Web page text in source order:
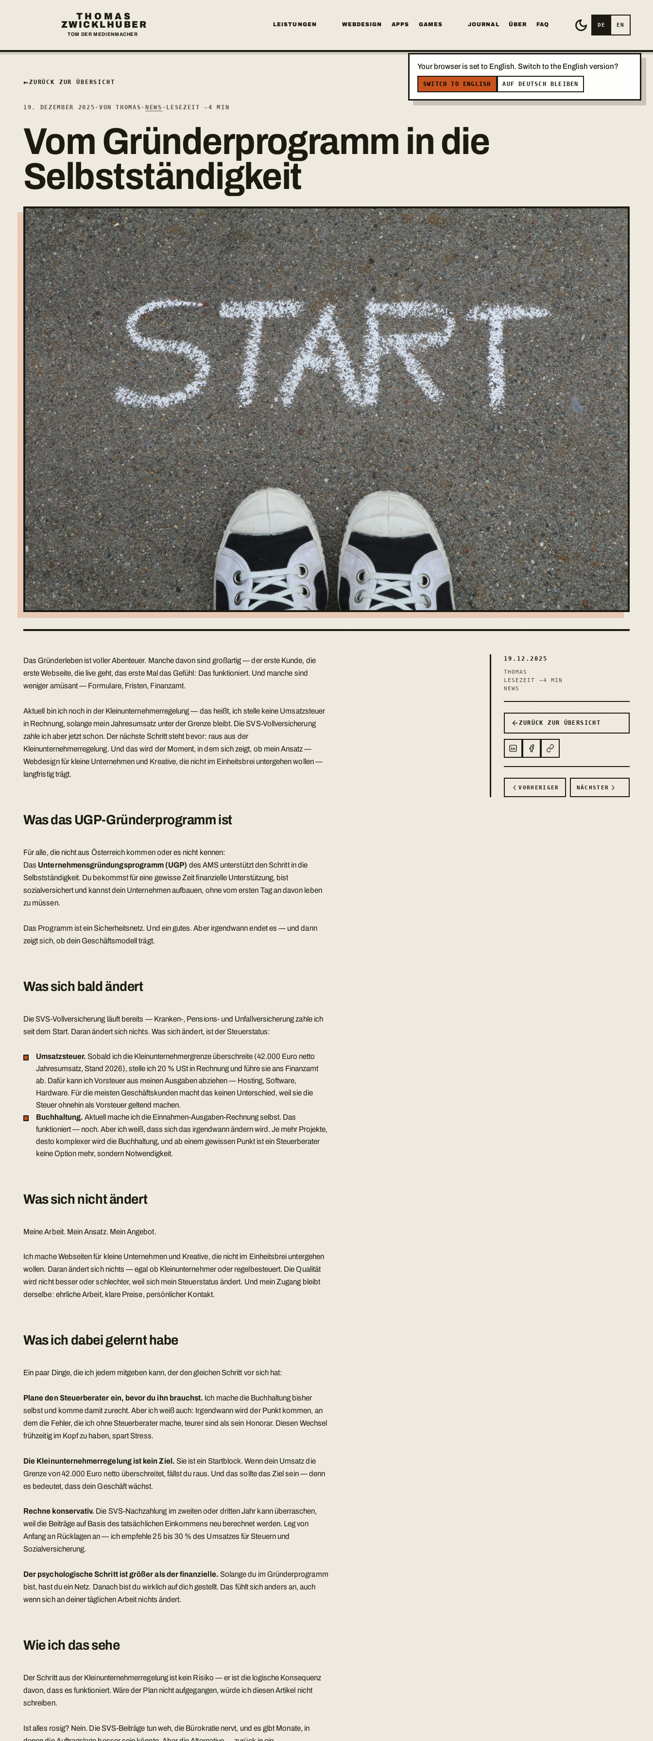
Your browser is set to English. Switch to the English version?
SWITCH TO ENGLISH AUF DEUTSCH BLEIBEN
THOMAS
ZWICKLHUBER
TOM DER MEDIENMACHER
LEISTUNGEN WEBDESIGN APPS GAMES JOURNAL ÜBER FAQ DE EN
←ZURÜCK ZUR ÜBERSICHT
19. DEZEMBER 2025 · VON THOMAS · NEWS · LESEZEIT ~4 MIN
Vom Gründerprogramm in die
Selbstständigkeit
Das Gründerleben ist voller Abenteuer. Manche davon sind großartig — der erste Kunde, die
erste Webseite, die live geht, das erste Mal das Gefühl: Das funktioniert. Und manche sind
weniger amüsant — Formulare, Fristen, Finanzamt.
Aktuell bin ich noch in der Kleinunternehmerregelung — das heißt, ich stelle keine Umsatzsteuer
in Rechnung, solange mein Jahresumsatz unter der Grenze bleibt. Die SVS-Vollversicherung
zahle ich aber jetzt schon. Der nächste Schritt steht bevor: raus aus der
Kleinunternehmerregelung. Und das wird der Moment, in dem sich zeigt, ob mein Ansatz —
Webdesign für kleine Unternehmen und Kreative, die nicht im Einheitsbrei untergehen wollen —
langfristig trägt.
Was das UGP-Gründerprogramm ist
Für alle, die nicht aus Österreich kommen oder es nicht kennen:
Das Unternehmensgründungsprogramm (UGP) des AMS unterstützt den Schritt in die
Selbstständigkeit. Du bekommst für eine gewisse Zeit finanzielle Unterstützung, bist
sozialversichert und kannst dein Unternehmen aufbauen, ohne vom ersten Tag an davon leben
zu müssen.
Das Programm ist ein Sicherheitsnetz. Und ein gutes. Aber irgendwann endet es — und dann
zeigt sich, ob dein Geschäftsmodell trägt.
Was sich bald ändert
Die SVS-Vollversicherung läuft bereits — Kranken-, Pensions- und Unfallversicherung zahle ich
seit dem Start. Daran ändert sich nichts. Was sich ändert, ist der Steuerstatus:
Umsatzsteuer. Sobald ich die Kleinunternehmergrenze überschreite (42.000 Euro netto
Jahresumsatz, Stand 2026), stelle ich 20 % USt in Rechnung und führe sie ans Finanzamt
ab. Dafür kann ich Vorsteuer aus meinen Ausgaben abziehen — Hosting, Software,
Hardware. Für die meisten Geschäftskunden macht das keinen Unterschied, weil sie die
Steuer ohnehin als Vorsteuer geltend machen.
Buchhaltung. Aktuell mache ich die Einnahmen-Ausgaben-Rechnung selbst. Das
funktioniert — noch. Aber ich weiß, dass sich das irgendwann ändern wird. Je mehr Projekte,
desto komplexer wird die Buchhaltung, und ab einem gewissen Punkt ist ein Steuerberater
keine Option mehr, sondern Notwendigkeit.
Was sich nicht ändert
Meine Arbeit. Mein Ansatz. Mein Angebot.
Ich mache Webseiten für kleine Unternehmen und Kreative, die nicht im Einheitsbrei untergehen
wollen. Daran ändert sich nichts — egal ob Kleinunternehmer oder regelbesteuert. Die Qualität
wird nicht besser oder schlechter, weil sich mein Steuerstatus ändert. Und mein Zugang bleibt
derselbe: ehrliche Arbeit, klare Preise, persönlicher Kontakt.
Was ich dabei gelernt habe
Ein paar Dinge, die ich jedem mitgeben kann, der den gleichen Schritt vor sich hat:
Plane den Steuerberater ein, bevor du ihn brauchst. Ich mache die Buchhaltung bisher
selbst und komme damit zurecht. Aber ich weiß auch: Irgendwann wird der Punkt kommen, an
dem die Fehler, die ich ohne Steuerberater mache, teurer sind als sein Honorar. Diesen Wechsel
frühzeitig im Kopf zu haben, spart Stress.
Die Kleinunternehmerregelung ist kein Ziel. Sie ist ein Startblock. Wenn dein Umsatz die
Grenze von 42.000 Euro netto überschreitet, fällst du raus. Und das sollte das Ziel sein — denn
es bedeutet, dass dein Geschäft wächst.
Rechne konservativ. Die SVS-Nachzahlung im zweiten oder dritten Jahr kann überraschen,
weil die Beiträge auf Basis des tatsächlichen Einkommens neu berechnet werden. Leg von
Anfang an Rücklagen an — ich empfehle 25 bis 30 % des Umsatzes für Steuern und
Sozialversicherung.
Der psychologische Schritt ist größer als der finanzielle. Solange du im Gründerprogramm
bist, hast du ein Netz. Danach bist du wirklich auf dich gestellt. Das fühlt sich anders an, auch
wenn sich an deiner täglichen Arbeit nichts ändert.
Wie ich das sehe
Der Schritt aus der Kleinunternehmerregelung ist kein Risiko — er ist die logische Konsequenz
davon, dass es funktioniert. Wäre der Plan nicht aufgegangen, würde ich diesen Artikel nicht
schreiben.
Ist alles rosig? Nein. Die SVS-Beiträge tun weh, die Bürokratie nervt, und es gibt Monate, in
19.12.2025
THOMAS
LESEZEIT ~4 MIN
NEWS
ZURÜCK ZUR ÜBERSICHT
LINKEDINFACEBOOKLINK KOPIEREN
VORHERIGER NÄCHSTER